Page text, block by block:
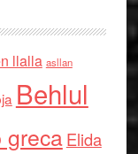
llalla asllan
Behlul
grecaElida